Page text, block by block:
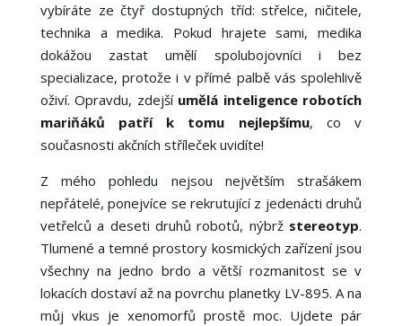
vybíráte ze čtyř dostupných tříd: střelce, ničitele,
technika a medika. Pokud hrajete sami, medika
dokážou zastat umělí spolubojovníci i bez
specializace, protože i v přímé palbě vás spolehlivě
oživí. Opravdu, zdejší umělá inteligence robotích
mariňáků patří k tomu nejlepšímu, co v
současnosti akčních stříleček uvidíte!
Z mého pohledu nejsou největším strašákem
nepřátelé, ponejvíce se rekrutující z jedenácti druhů
vetřelců a deseti druhů robotů, nýbrž stereotyp.
Tlumené a temné prostory kosmických zařízení jsou
všechny na jedno brdo a větší rozmanitost se v
lokacích dostaví až na povrchu planetky LV-895. A na
můj vkus je xenomorfů prostě moc. Ujdete pár